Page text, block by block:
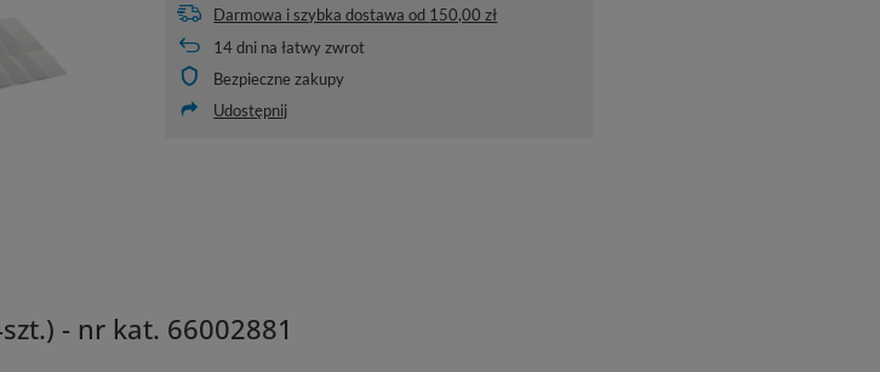
Darmowa i szybka dostawa od 150,00 zł
14dni na łatwy zwrot
Bezpieczne zakupy
Udostępnij
- nr kat. 66002881